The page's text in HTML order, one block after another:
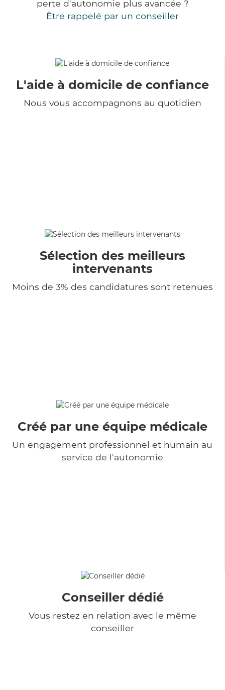
perte d'autonomie plus avancée ?
Être rappelé par un conseiller
L'aide à domicile de confiance
Nous vous accompagnons au quotidien
Sélection des meilleurs
intervenants
Moins de 3% des candidatures sont retenues
Créé par une équipe médicale
Un engagement professionnel et humain au
service de l'autonomie
Conseiller dédié
Vous restez en relation avec le même
conseiller